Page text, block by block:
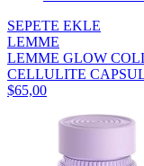
SEPETE EKLE
LEMME
LEMME GLOW
CELLULITE
$65,00